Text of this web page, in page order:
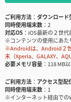
ご利用方法
ダウンロード
同時使用端末数
2
対応OS
iOS最新の２世
※コンテンツの使用にあ
※Androidは、Android２
末（Xperia、GALAXY、
必要メモリ容量
118 MB
ご利用方法
アクセス型配
同時使用端末数
1
※インターネット経由での